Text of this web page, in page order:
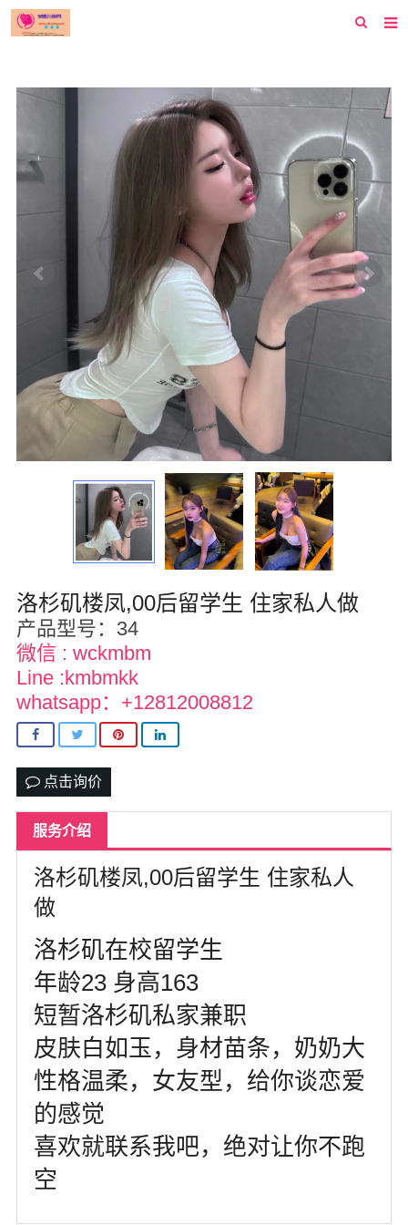
波士顿
芝加哥
休斯顿
华盛顿
拉斯维加斯
迈阿密
尔湾
佛罗里达州
得克萨斯
乔治亚州
北卡罗来纳州
马里兰州
宾夕法尼亚州
康涅狄格州
马萨诸塞州
俄亥俄州
底特律
明尼苏达州
菲尼克斯
洛杉矶楼凤,00后留学生 住家私人做
产品型号：34
微信 : wckmbm
Line :kmbmkk
whatsapp：+12812008812
点击询价
服务介绍
洛杉矶楼凤,00后留学生 住家私人
做
洛杉矶在校留学生
年龄23 身高163
短暂洛杉矶私家兼职
皮肤白如玉，身材苗条，奶奶大
性格温柔，女友型，给你谈恋爱
的感觉
喜欢就联系我吧，绝对让你不跑
空